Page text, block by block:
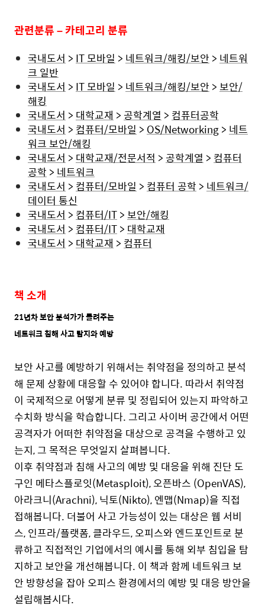
관련분류–카테고리 분류
국내도서 > IT모바일 > 네트워크/해킹/보안 > 네트워
크 일반
국내도서 > IT모바일 > 네트워크/해킹/보안 >보안/
해킹
국내도서 > 대학교재 > 공학계열 > 컴퓨터공학
국내도서 > 컴퓨터/모바일 > OS/Networking> 네트
워크보안/해킹
국내도서 > 대학교재/전문서적 > 공학계열 > 컴퓨터
공학 > 네트워크
국내도서 > 컴퓨터/모바일 > 컴퓨터 공학 > 네트워크/
데이터 통신
국내도서 > 컴퓨터/IT>보안/해킹
국내도서 > 컴퓨터/IT> 대학교재
국내도서 > 대학교재 > 컴퓨터
책 소개
21년차 보안 분석가가 들려주는
네트워크 침해 사고 탐지와 예방
보안 사고를 예방하기 위해서는 취약점을 정의하고 분석
해 문제 상황에 대응할 수 있어야 합니다. 따라서 취약점
이 국제적으로 어떻게 분류 및 정립되어 있는지 파악하고
수치화 방식을 학습합니다. 그리고 사이버 공간에서 어떤
공격자가 어떠한 취약점을 대상으로 공격을 수행하고 있
는지,그 목적은 무엇일지 살펴봅니다.
이후 취약점과 침해 사고의 예방 및 대응을 위해 진단 도
구인 메타스플로잇(Metasploit),오픈바스 (OpenVAS),
아라크니(Arachni),닉토(Nikto),엔맵(Nmap)을 직접
접해봅니다. 더불어 사고 가능성이 있는 대상은 웹 서비
스,인프라/플랫폼,클라우드,오피스와 엔드포인트로 분
류하고 직접적인 기업에서의 예시를 통해 외부 침입을 탐
지하고 보안을 개선해봅니다. 이 책과 함께 네트워크 보
안 방향성을 잡아 오피스 환경에서의 예방 및 대응 방안을
설립해봅시다.